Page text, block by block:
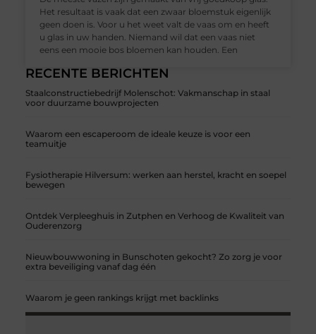
RECENTE BERICHTEN
Staalconstructiebedrijf Molenschot: Vakmanschap in staal
voor duurzame bouwprojecten
Waarom een escaperoom de ideale keuze is voor een
teamuitje
Fysiotherapie Hilversum: werken aan herstel, kracht en soepel
bewegen
Ontdek Verpleeghuis in Zutphen en Verhoog de Kwaliteit van
Ouderenzorg
Nieuwbouwwoning in Bunschoten gekocht? Zo zorg je voor
extra beveiliging vanaf dag één
Waarom je geen rankings krijgt met backlinks
Het resultaat is vaak dat een zwaar bloemstuk eigenlijk
geen doen is. Voor u het weet valt de vaas om en heeft
u glas in uw handen. Niemand wil dat een vaas niet
eens een mooie bos bloemen kan houden. Een